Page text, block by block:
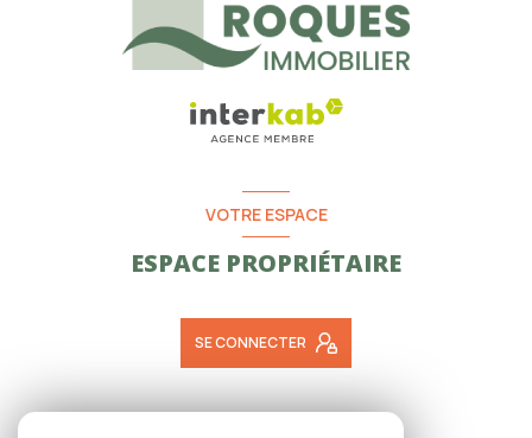
VOTRE ESPACE
ESPACE PROPRIÉTAIRE
SE CONNECTER